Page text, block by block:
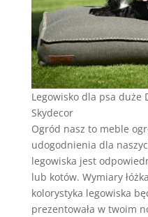
Legowisko dla psa duże
Skydecor
Ogród nasz to meble
udogodnienia dla
legowiska jest
lub kotów. Wymiary
kolorystyka legowiska
prezentowała w twoim